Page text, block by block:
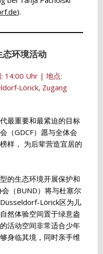
).
环境活动
14:00 Uhr | 地点:
Zugang
最重要和最紧迫的目标
（GDCF）愿与全体会
样， 为后辈营造宜居的
的生态环境开展保护和
（BUND）将与杜塞尔
Lörick区为儿
然体验空间置于绿意盎
活动空间非常适合少年
身临其境，同时亲手维